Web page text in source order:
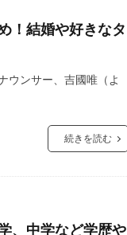
！結婚や好きなタ
ウンサー、吉國唯（よ
続きを読む
、中学など学歴や